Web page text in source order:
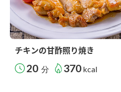
チキンの甘酢照り焼き
20 分 370 kcal